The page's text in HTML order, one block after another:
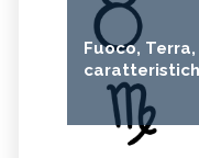
Fuoco,